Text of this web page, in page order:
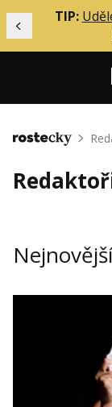
Předchozí
TIP:
Mentoring
Solo
Inzerce
Obchodní
Domů